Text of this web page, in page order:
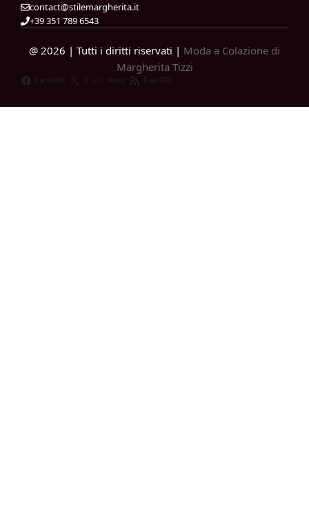
contact@stilemargherita.it
+39 351 789 6543
@ 2026 | Tutti i diritti riservati | Moda a Colazione di
Margherita Tizzi
Facebook X News Feed RSS